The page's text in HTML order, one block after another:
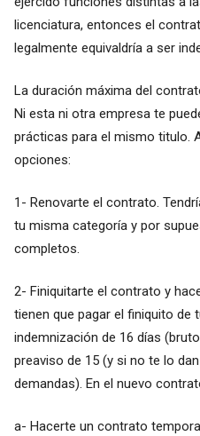
licenciatura, entonces el
legalmente equivaldría a ser
La duración máxima del
Ni esta ni otra empresa te
prácticas para el mismo titulo.
opciones:
1- Renovarte el contrato.
tu misma categoría y por
completos.
2- Finiquitarte el contrato y
tienen que pagar el finiquito de
indemnización de 16 días
preaviso de 15 (y si no te lo
demandas). En el nuevo
a- Hacerte un contrato